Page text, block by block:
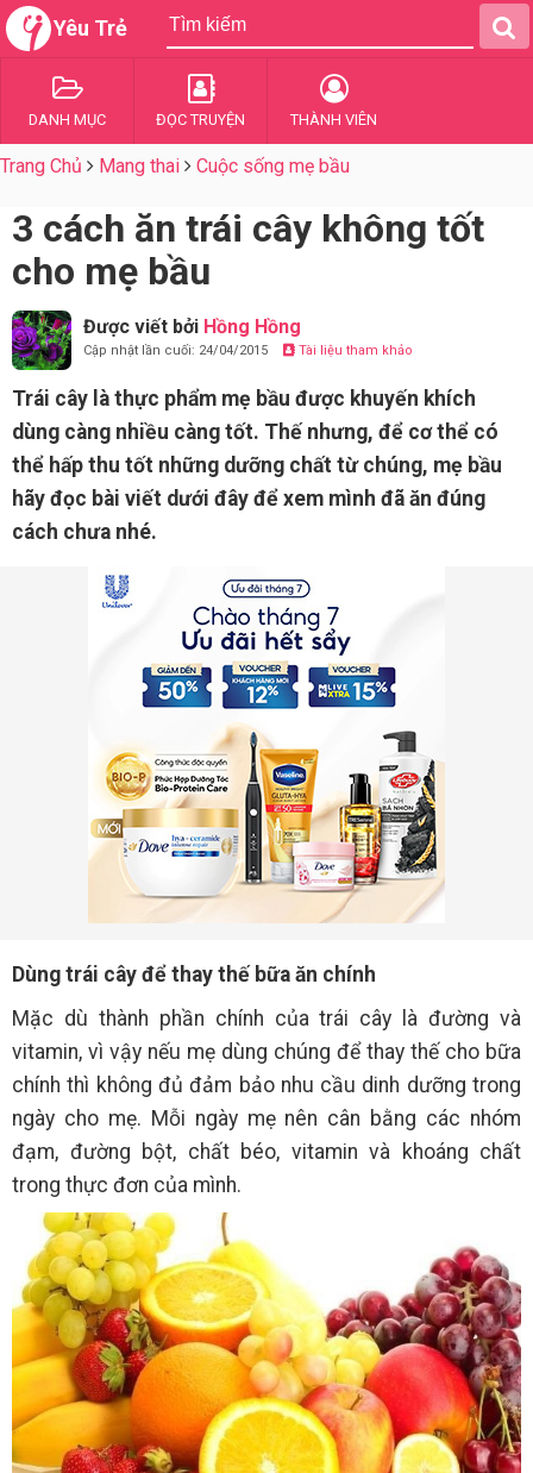
Yêu Trẻ
DANH MỤC ĐỌC TRUYỆN THÀNH VIÊN
Trang Chủ Mang thai Cuộc sống mẹ bầu
3 cách ăn trái cây không tốt
cho mẹ bầu
Được viết bởi Hồng Hồng
Cập nhật lần cuối: 24/04/2015 Tài liệu tham khảo
Trái cây là thực phẩm mẹ bầu được khuyến khích
dùng càng nhiều càng tốt. Thế nhưng, để cơ thể có
thể hấp thu tốt những dưỡng chất từ chúng, mẹ bầu
hãy đọc bài viết dưới đây để xem mình đã ăn đúng
cách chưa nhé.
Dùng trái cây để thay thế bữa ăn chính
Mặc dù thành phần chính của trái cây là đường và
vitamin, vì vậy nếu mẹ dùng chúng để thay thế cho bữa
chính thì không đủ đảm bảo nhu cầu dinh dưỡng trong
ngày cho mẹ. Mỗi ngày mẹ nên cân bằng các nhóm
đạm, đường bột, chất béo, vitamin và khoáng chất
trong thực đơn của mình.